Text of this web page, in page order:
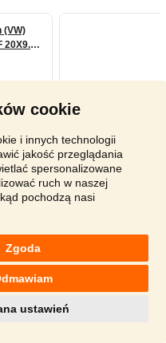
cookie
i innych technologii
jakość przeglądania
spersonalizowane
ruch w naszej
pochodzą nasi
Zgoda
ustawień
,Regulamin ,Polityka